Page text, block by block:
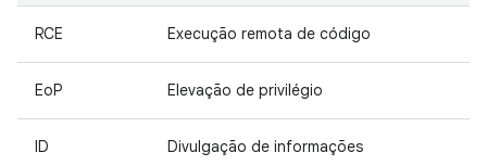
RCE Execução remota de código
EoP Elevação de privilégio
ID Divulgação de informações